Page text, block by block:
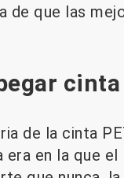
que las
cinta
de la cinta
en la que